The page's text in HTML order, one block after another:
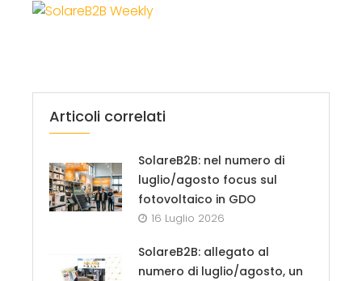
Articoli correlati
SolareB2B: nel numero di
luglio/agosto focus sul
fotovoltaico in GDO
16 Luglio 2026
SolareB2B: allegato al
numero di luglio/agosto, un